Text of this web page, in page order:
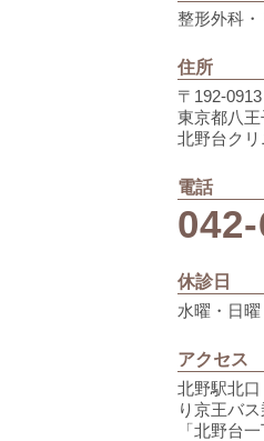
令和4年8
ご迷惑を
令和3年
年内の12
よろしく
夏季休
令和3年8
ご迷惑を
整形外科
住所
〒192-0913
東京都八王
北野台ク
電話
休診日
水曜・日曜
アクセス
北野駅北
り京王バ
「北野台